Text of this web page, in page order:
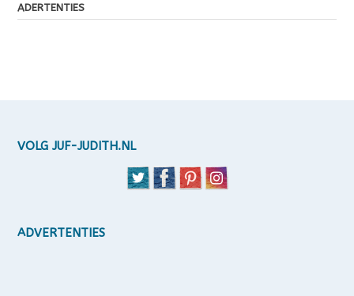
ADERTENTIES
VOLG JUF-JUDITH.NL
ADVERTENTIES